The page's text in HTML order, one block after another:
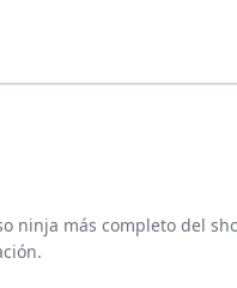
ninja más completo del